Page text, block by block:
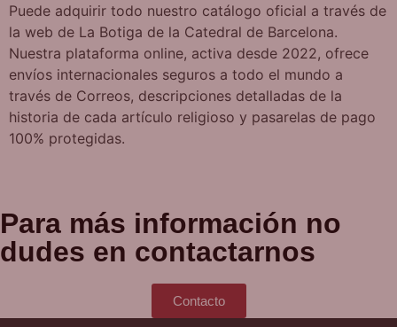
Puede adquirir todo nuestro catálogo oficial a través de
la web de La Botiga de la Catedral de Barcelona.
Nuestra plataforma online, activa desde 2022, ofrece
envíos internacionales seguros a todo el mundo a
través de Correos, descripciones detalladas de la
historia de cada artículo religioso y pasarelas de pago
100% protegidas.
Para más información no
dudes en contactarnos
Contacto